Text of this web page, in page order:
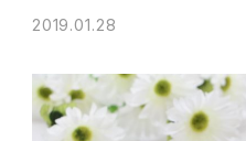
2019.01.28